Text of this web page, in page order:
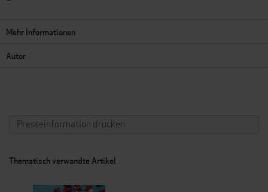
Mehr Informationen
Autor
Presseinformation drucken
Thematisch verwandte Artikel